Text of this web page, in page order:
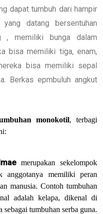
dapat tumbuh dari hampir
datang bersentuhan
, memiliki bunga dalam
bisa memiliki tiga, enam,
bisa memiliki sepal
Berkas epmbuluh angkut
monokotil, terbagi
merupakan sekelompok
anggotanya memiliki peran
manusia. Contoh tumbuhan
adalah kelapa, dikenal di
tumbuhan serba guna.